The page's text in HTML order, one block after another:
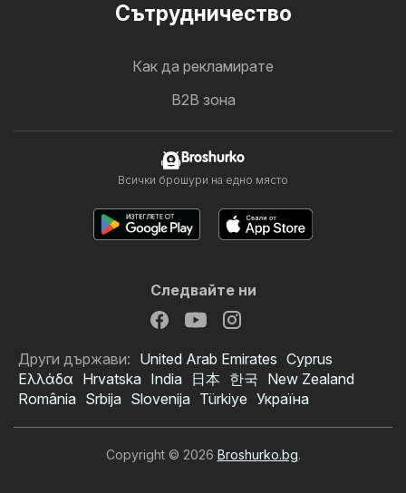
Cътрудничество
Как да рекламирате
B2B зона
Broshurko
Всички брошури на едно място
Следвайте ни
Други държави: United Arab Emirates Cyprus
Ελλάδα Hrvatska India 日本 한국 New Zealand
România Srbija Slovenija Türkiye Україна
Copyright © 2026 Broshurko.bg.